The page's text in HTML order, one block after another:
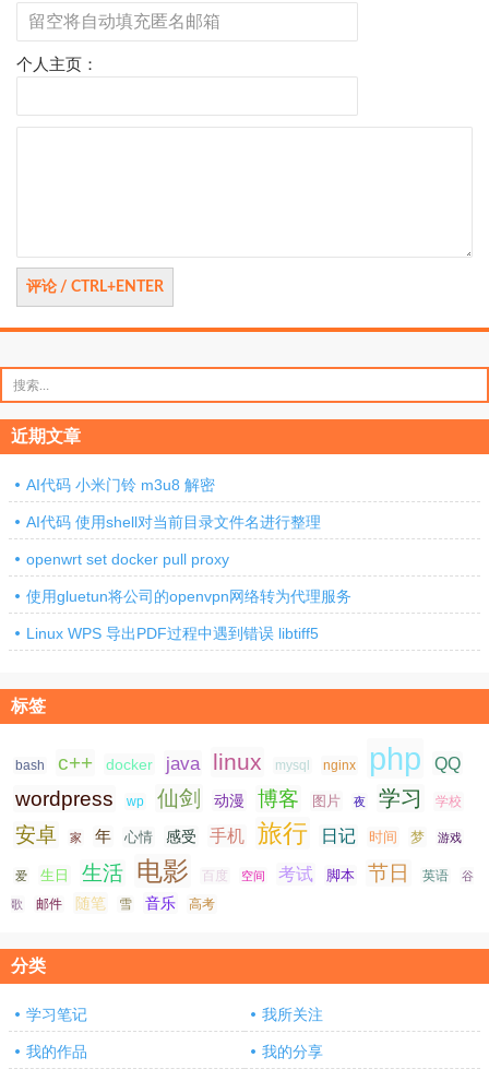
个人主页：
索：
近期文章
AI代码 小米门铃 m3u8 解密
AI代码 使用shell对当前目录文件名进行整理
openwrt set docker pull proxy
使用gluetun将公司的openvpn网络转为代理服务
Linux WPS 导出PDF过程中遇到错误 libtiff5
标签
bash c++ docker java linux mysql nginx php QQ
wordpress wp 仙剑 动漫 博客 图片 夜 学习 学校
安卓 家 年 心情 感受 手机 旅行 日记 时间 梦 游戏
爱 生日 生活 电影 百度 空间 考试 脚本 节日 英语 谷
歌 邮件 随笔 雪 音乐 高考
分类
学习笔记 我所关注
我的作品 我的分享